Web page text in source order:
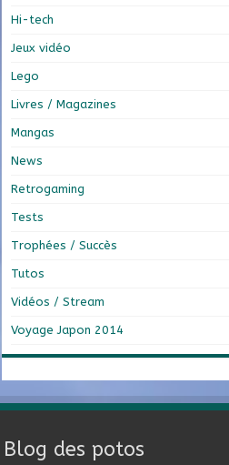
Hi-tech
Jeux vidéo
Lego
Livres / Magazines
Mangas
News
Retrogaming
Tests
Trophées / Succès
Tutos
Vidéos / Stream
Voyage Japon 2014
Blog des potos